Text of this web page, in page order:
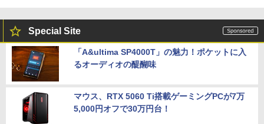
Special Site
「A&ultima SP4000T」の魅力！ポケットに入
るオーディオの醍醐味
マウス、RTX 5060 Ti搭載ゲーミングPCが7万
5,000円オフで30万円台！